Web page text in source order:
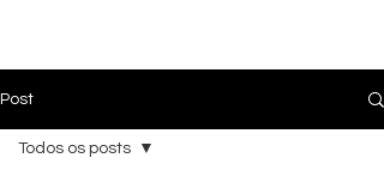
Post
Todos os posts